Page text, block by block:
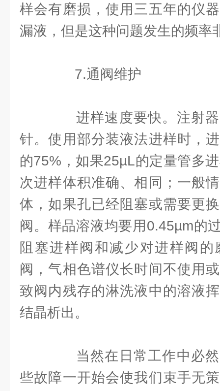
样会有磨损，使用三五年的仪
漏液，但是这种问题发生的频率
7.通阀维护
进样速度要快。注射器
针。使用部分装液法进样时，
的75%，如果25µL的定量管多
次进样体积准确、相同；一般
体，如果孔已经阻塞或需要更
阀。样品溶液均要用0.45µm的
阻塞进样阀和减少对进样阀
阀，气相色谱仪长时间不使用
致阀内残存的淋洗液中的溶液
结晶析出。
当然在日常工作中必然
些故障一开始会使我们束手无